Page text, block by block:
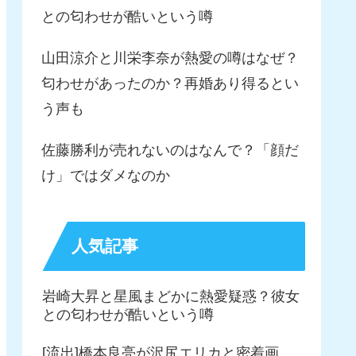
との匂わせが酷いという噂
山田涼介と川栄李奈が熱愛の噂はなぜ？
匂わせがあったのか？再婚あり得るとい
う声も
佐藤勝利が売れないのはなんで？「顔だ
け」ではダメなのか
人気記事
岩崎大昇と星風まどかに熱愛疑惑？彼女
との匂わせが酷いという噂
[流出]橋本良亮が沢尻エリカと密着画